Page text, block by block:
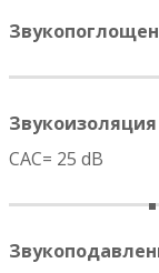
CAC= 25 dB